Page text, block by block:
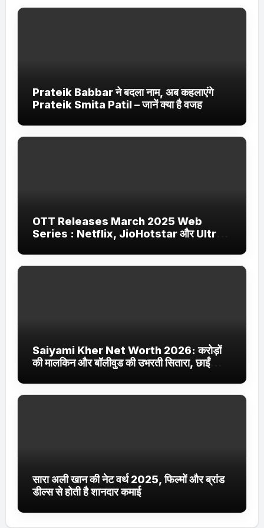
Prateik Babbar ने बदला नाम, अब कहलाएंगे
Prateik Smita Patil – जानें क्या है वजह
OTT Releases March 2025 Web
Series : Netflix, JioHotstar और Ultra
Saiyami Kher Net Worth 2026: करोड़ों
की मालकिन और बॉलीवुड की उभरती सितारा, छाईं
सारा अली खान की नेट वर्थ 2025, फिल्मों और ब्रांड
डील्स से होती है शानदार कमाई